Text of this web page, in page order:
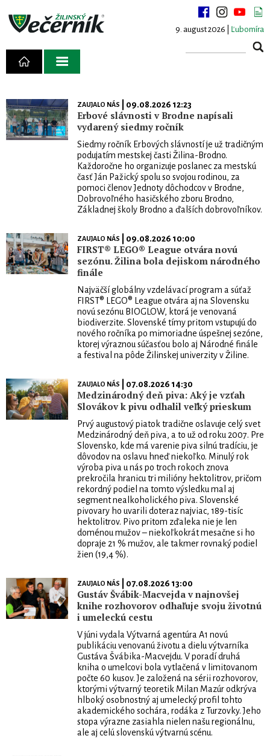
9. august 2026 | Ľubomíra
ZAUJALO NÁS | 09.08.2026 12:23
Erbové slávnosti v Brodne napísali
vydarený siedmy ročník
Siedmy ročník Erbových slávností je už tradičným
podujatím mestskej časti Žilina-Brodno.
Každoročne ho organizuje poslanec za mestskú
časť Ján Pažický spolu so svojou rodinou, za
pomoci členov Jednoty dôchodcov v Brodne,
Dobrovoľného hasičského zboru Brodno,
Základnej školy Brodno a ďalších dobrovoľníkov.
ZAUJALO NÁS | 09.08.2026 10:00
FIRST® LEGO® League otvára novú
sezónu. Žilina bola dejiskom národného
finále
Najväčší globálny vzdelávací program a súťaž
FIRST® LEGO® League otvára aj na Slovensku
novú sezónu BIOGLOW, ktorá je venovaná
biodiverzite. Slovenské tímy pritom vstupujú do
nového ročníka po mimoriadne úspešnej sezóne,
ktorej výraznou súčasťou bolo aj Národné finále
a festival na pôde Žilinskej univerzity v Žiline.
ZAUJALO NÁS | 07.08.2026 14:30
Medzinárodný deň piva: Aký je vzťah
Slovákov k pivu odhalil veľký prieskum
Prvý augustový piatok tradične oslavuje celý svet
Medzinárodný deň piva, a to už od roku 2007. Pre
Slovensko, kde má varenie piva silnú tradíciu, je
dôvodov na oslavu hneď niekoľko. Minulý rok
výroba piva u nás po troch rokoch znova
prekročila hranicu tri milióny hektolitrov, pričom
rekordný podiel na tomto výsledku mal aj
segment nealkoholického piva. Slovenské
pivovary ho uvarili doteraz najviac, 189-tisíc
hektolitrov. Pivo pritom zďaleka nie je len
doménou mužov – niekoľkokrát mesačne si ho
dopraje 21 % mužov, ale takmer rovnaký podiel
žien (19,4 %).
ZAUJALO NÁS | 07.08.2026 13:00
Gustáv Švábik-Macvejda v najnovšej
knihe rozhovorov odhaľuje svoju životnú
i umeleckú cestu
V júni vydala Výtvarná agentúra A1 novú
publikáciu venovanú životu a dielu výtvarníka
Gustáva Švábika-Macvejdu. V poradí druhá
kniha o umelcovi bola vytlačená v limitovanom
počte 60 kusov. Je založená na sérii rozhovorov,
ktorými výtvarný teoretik Milan Mazúr odkrýva
hlboký osobnostný aj umelecký profil tohto
akademického sochára, rodáka z Turzovky. Jeho
stopa výrazne zasiahla nielen našu regionálnu,
ale aj celú slovenskú výtvarnú scénu.